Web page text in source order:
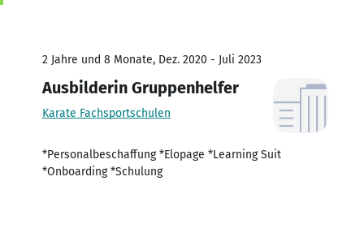
2 Jahre und 8 Monate, Dez. 2020 - Juli 2023
Ausbilderin Gruppenhelfer
Karate Fachsportschulen
*Personalbeschaffung *Elopage *Learning Suit
*Onboarding *Schulung